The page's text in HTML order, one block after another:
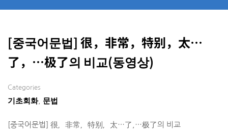
[중국어문법] 很，非常，特别，太…
了，…极了의 비교(동영상)
Categories
기초회화, 문법
[중국어문법] 很，非常，特别，太…了,…极了의 비교